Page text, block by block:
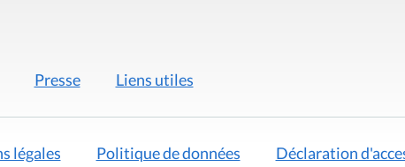
Presse Liens utiles
légales Politique de données Déclaration